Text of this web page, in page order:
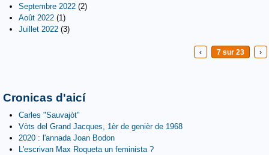
Septembre 2022 (2)
Août 2022 (1)
Juillet 2022 (3)
‹ 7 sur 23 ›
Cronicas d'aicí
Carles "Sauvajòt"
Vòts del Grand Jacques, 1èr de genièr de 1968
2020 : l'annada Joan Bodon
L'escrivan Max Roqueta un feminista ?